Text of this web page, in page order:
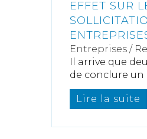
EFFET SUR
Entreprises /
Il arrive que
de conclure un
Lire la suite